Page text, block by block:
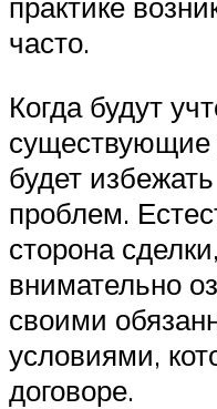
часто.
Когда будут
будет
проблем.
сторона
внимательно
своими
условиями,
договоре.